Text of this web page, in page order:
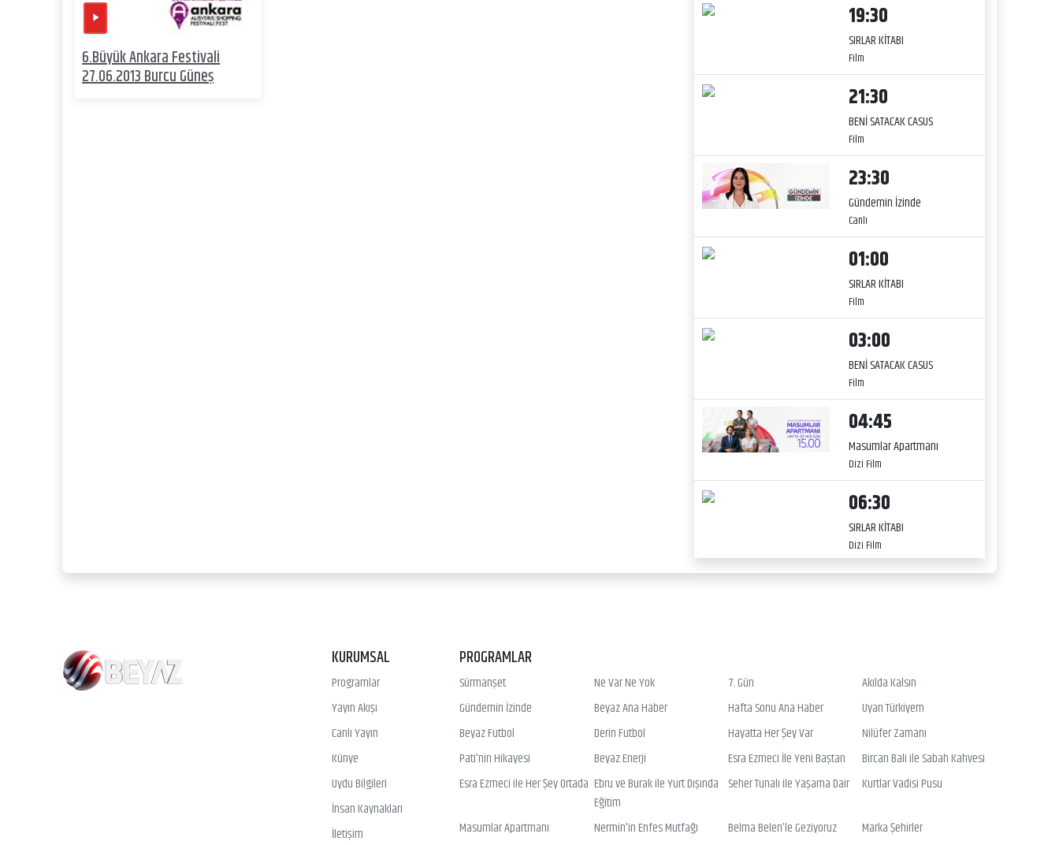
6.Büyük Ankara Festivali
27.06.2013 Burcu Güneş
19:30
SIRLAR KİTABI
Film
21:30
BENİ SATACAK CASUS
Film
23:30
Gündemin İzinde
Canlı
01:00
SIRLAR KİTABI
Film
03:00
BENİ SATACAK CASUS
Film
04:45
Masumlar Apartmanı
Dizi Film
06:30
SIRLAR KİTABI
Dizi Film
KURUMSAL
Programlar
Yayın Akışı
Canlı Yayın
Künye
Uydu Bilgileri
İnsan Kaynakları
İletişim
PROGRAMLAR
Sürmanşet Ne Var Ne Yok 7. Gün
Akılda Kalsın
Gündemin İzinde
Beyaz Ana Haber Hafta Sonu Ana Haber
Uyan Türkiyem
Beyaz Futbol
Derin Futbol Hayatta Her Şey Var
Nilüfer Zamanı
Pati'nin Hikayesi
Beyaz Enerji Esra Ezmeci İle Yeni Baştan
Bircan Bali ile Sabah Kahvesi
Esra Ezmeci ile Her Şey Ortada Ebru ve Burak ile Yurt Dışında
Eğitim
Seher Tunalı ile Yaşama Dair Kurtlar Vadisi Pusu
Masumlar Apartmanı Nermin'in Enfes Mutfağı Belma Belen’le Geziyoruz
Marka Şehirler